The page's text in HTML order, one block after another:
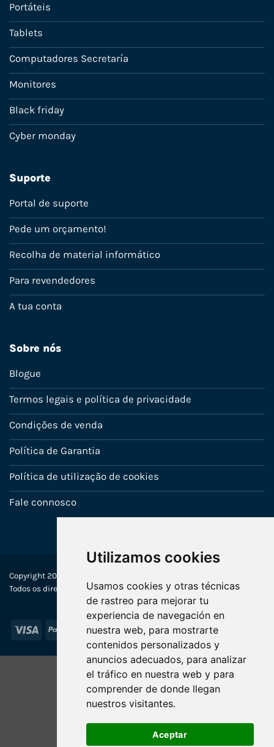
Utilizamos cookies
Usamos cookies y otras técnicas
de rastreo para mejorar tu
experiencia de navegación en
nuestra web, para mostrarte
contenidos personalizados y
anuncios adecuados, para analizar
el tráfico en nuestra web y para
comprender de donde llegan
nuestros visitantes.
Aceptar
Portáteis
Tablets
Computadores Secretaría
Monitores
Black friday
Cyber monday
Suporte
Portal de suporte
Pede um orçamento!
Recolha de material informático
Para revendedores
A tua conta
Sobre nós
Blogue
Termos legais e política de privacidade
Condições de venda
Política de Garantia
Política de utilização de cookies
Fale connosco
Copyright 2022-2025 © Ecosistemas Informáticos España SL –
Todos os direitos reservados
Visa PayPal Stripe MasterCard